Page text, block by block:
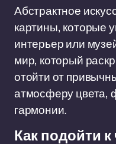
Абстрактное
картины, которые
интерьер или
мир, который
отойти от
атмосферу цвета,
гармонии.
Как подойти